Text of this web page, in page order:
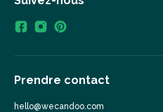
Prendre contact
hello@wecandoo.com